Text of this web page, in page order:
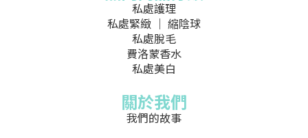
私處護理
私處緊緻 ｜ 縮陰球
私處脫毛
費洛蒙香水
私處美白
關於我們
我們的故事